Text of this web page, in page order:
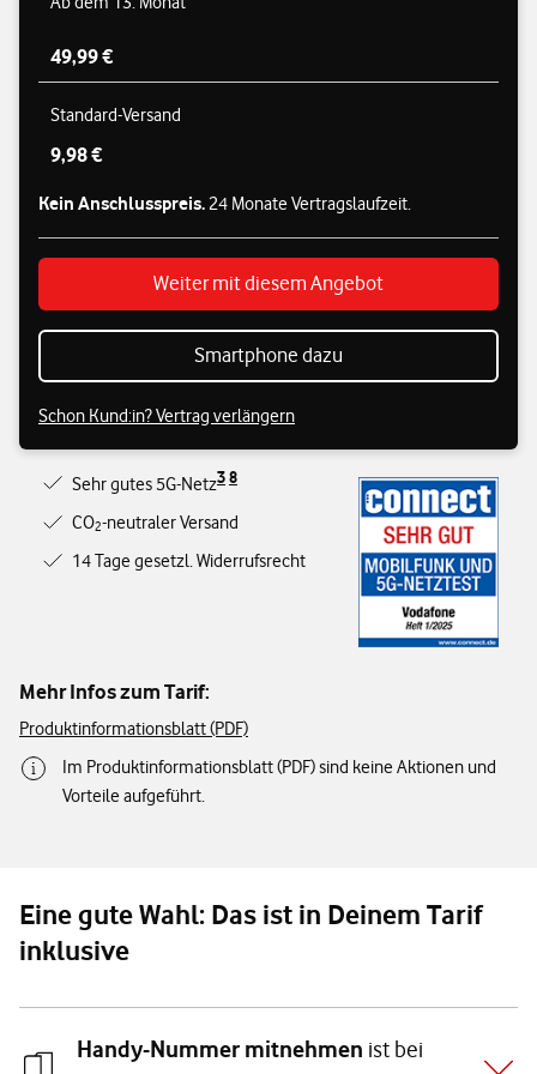
49,99 €
Standard-Versand
9,98 €
Kein Anschlusspreis. 24 Monate Vertragslaufzeit.
Weiter mit diesem Angebot
Smartphone dazu
Schon Kund:in? Vertrag verlängern
Sehr gutes 5G-Netz38
CO2-neutraler Versand
14 Tage gesetzl. Widerrufsrecht
Mehr Infos zum Tarif:
Produktinformationsblatt (PDF)
Im Produktinformationsblatt (PDF) sind keine Aktionen und
Vorteile aufgeführt.
Eine gute Wahl: Das ist in Deinem Tarif
inklusive
Handy-Nummer mitnehmen ist bei